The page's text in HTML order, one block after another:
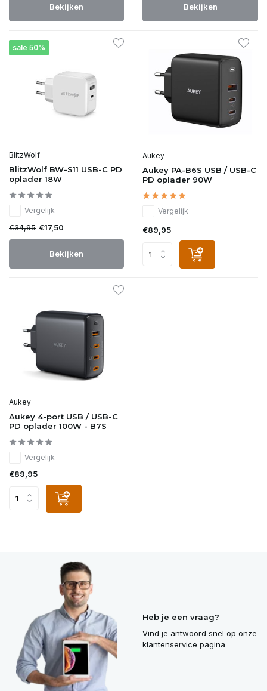
Bekijken Bekijken
sale 50%
BlitzWolf
BlitzWolf BW-S11 USB-C PD
oplader 18W
Vergelijk
€34,95 €17,50
Bekijken
Aukey
Aukey PA-B6S USB / USB-C
PD oplader 90W
Vergelijk
€89,95
Aukey
Aukey 4-port USB / USB-C
PD oplader 100W - B7S
Vergelijk
€89,95
Heb je een vraag?
Vind je antwoord snel op onze
klantenservice pagina